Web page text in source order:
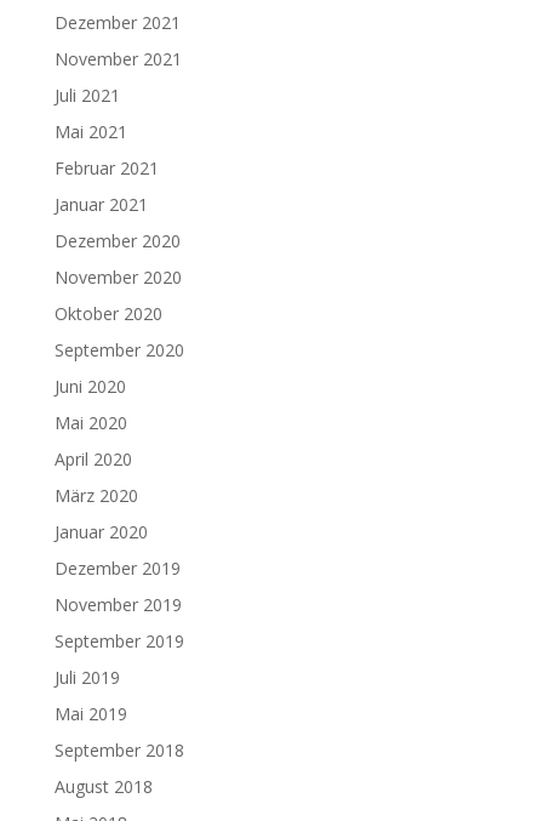
Dezember 2021
November 2021
Juli 2021
Mai 2021
Februar 2021
Januar 2021
Dezember 2020
November 2020
Oktober 2020
September 2020
Juni 2020
Mai 2020
April 2020
März 2020
Januar 2020
Dezember 2019
November 2019
September 2019
Juli 2019
Mai 2019
September 2018
August 2018